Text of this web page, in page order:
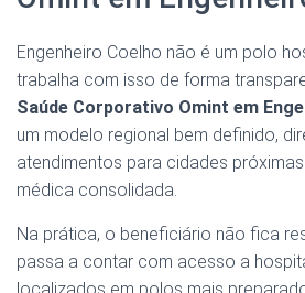
Engenheiro Coelho não é um polo
trabalha com isso de forma
Saúde Corporativo Omint em
um modelo regional bem definido,
atendimentos para cidades
médica consolidada.
Na prática, o beneficiário não fica
passa a contar com acesso a